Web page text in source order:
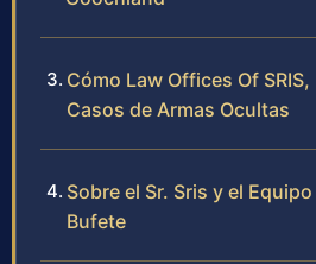
Cómo Law Offices Of
Casos de Armas Ocultas
Sobre el Sr. Sris y el
Bufete